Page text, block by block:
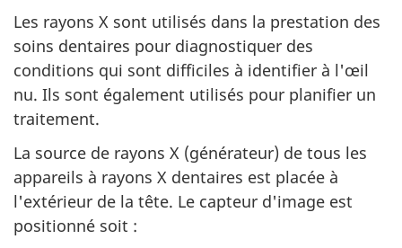
Les rayons X sont utilisés dans la prestation des
soins dentaires pour diagnostiquer des
conditions qui sont difficiles à identifier à l'œil
nu. Ils sont également utilisés pour planifier un
traitement.
La source de rayons X (générateur) de tous les
appareils à rayons X dentaires est placée à
l'extérieur de la tête. Le capteur d'image est
positionné soit :